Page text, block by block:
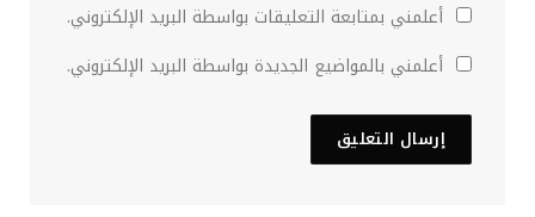
أعلمني بمتابعة التعليقات بواسطة البريد الإلكتروني.
أعلمني بالمواضيع الجديدة بواسطة البريد الإلكتروني.